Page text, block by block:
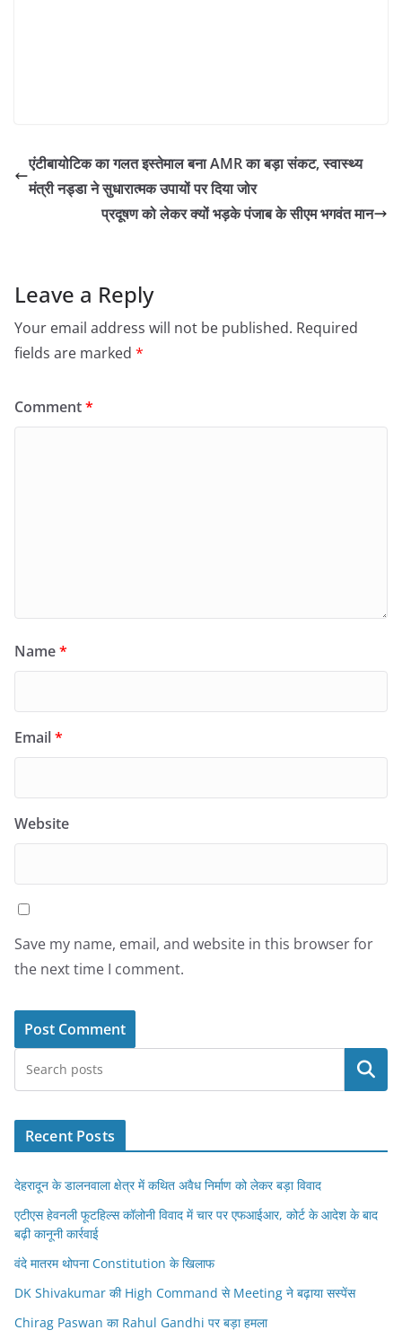
एंटीबायोटिक का गलत इस्तेमाल बना AMR का बड़ा संकट, स्वास्थ्य
मंत्री नड्डा ने सुधारात्मक उपायों पर दिया जोर
प्रदूषण को लेकर क्यों भड़के पंजाब के सीएम भगवंत मान
Leave a Reply
Your email address will not be published. Required
fields are marked *
Comment*
Name*
Email*
Website
Save my name, email, and website in this browser for
the next time I comment.
Search
Recent Posts
देहरादून के डालनवाला क्षेत्र में कथित अवैध निर्माण को लेकर बड़ा विवाद
एटीएस हेवनली फूटहिल्स कॉलोनी विवाद में चार पर एफआईआर, कोर्ट के आदेश के बाद
बढ़ी कानूनी कार्रवाई
वंदे मातरम थोपना Constitution के खिलाफ
DK Shivakumar की High Command से Meeting ने बढ़ाया सस्पेंस
Chirag Paswan का Rahul Gandhi पर बड़ा हमला